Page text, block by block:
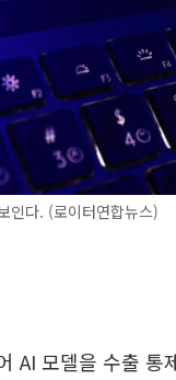
인다. (로이터연합뉴스)
AI 모델을 수출 통